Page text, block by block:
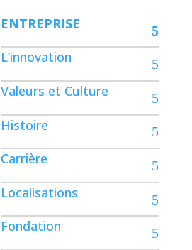
ENTREPRISE
L’innovation
Valeurs et Culture
Histoire
Carrière
Localisations
Fondation
Contact